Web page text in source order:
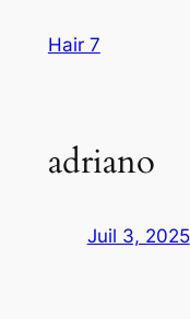
Hair 7
adriano
Juil 3, 2025